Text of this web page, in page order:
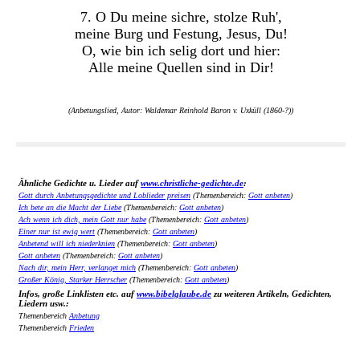
7. O Du meine sichre, stolze Ruh',
meine Burg und Festung, Jesus, Du!
O, wie bin ich selig dort und hier:
Alle meine Quellen sind in Dir!
(Anbetungslied, Autor: Waldemar Reinhold Baron v. Uxküll (1860-?))
Ähnliche Gedichte u. Lieder aufwww.christliche-gedichte.de:
Gott durch Anbetungsgedichte und Loblieder preisen (Themenbereich: Gott anbeten)
Ich bete an die Macht der Liebe(Themenbereich: Gott anbeten)
Ach wenn ich dich, mein Gott nur habe(Themenbereich: Gott anbeten)
Einer nur ist ewig wert (Themenbereich: Gott anbeten)
Anbetend will ich niederknien (Themenbereich: Gott anbeten)
Gott anbeten (Themenbereich: Gott anbeten)
Nach dir, mein Herr, verlanget mich (Themenbereich: Gott anbeten)
Großer König, Starker Herrscher (Themenbereich: Gott anbeten)
Infos, große Linklisten etc. aufwww.bibelglaube.de zu weiteren Artikeln, Gedichten,
Liedern usw.:
ThemenbereichAnbetung
Themenbereich Frieden